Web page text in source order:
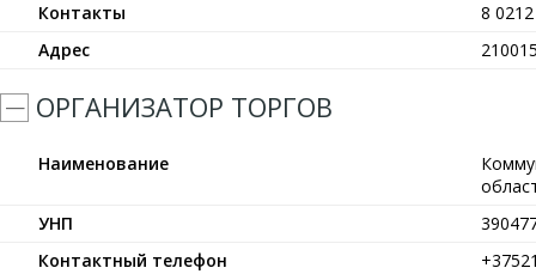
Контакты
8
Адрес
ОРГАНИЗАТОР ТОРГОВ
Наименование
УНП
Контактный телефон